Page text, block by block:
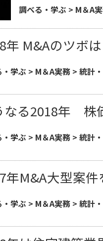
調べる・学ぶ > M＆A
年 M&Aのツボは
学ぶ > M＆A実務 >統計
なる2018年 株
学ぶ > M＆A実務 >統計
年M&A大型案
学ぶ > M＆A実務 >統計